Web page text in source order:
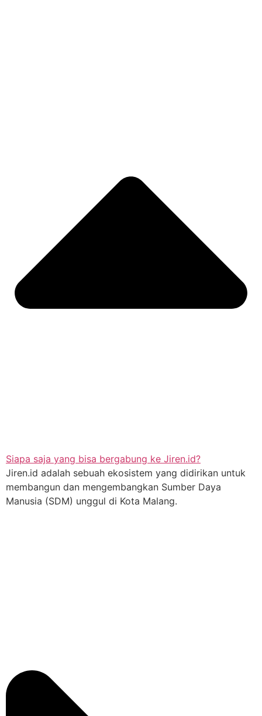
Siapa saja yang bisa bergabung ke Jiren.id?
Jiren.id adalah sebuah ekosistem yang didirikan untuk
membangun dan mengembangkan Sumber Daya
Manusia (SDM) unggul di Kota Malang.